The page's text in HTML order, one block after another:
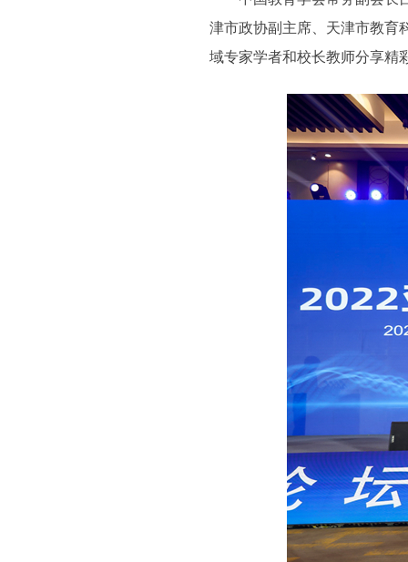
津市政协副主席、天津市教育
域专家学者和校长教师分享精